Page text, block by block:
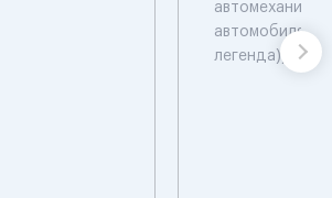
автомеханик
автомобилям.
легенда))